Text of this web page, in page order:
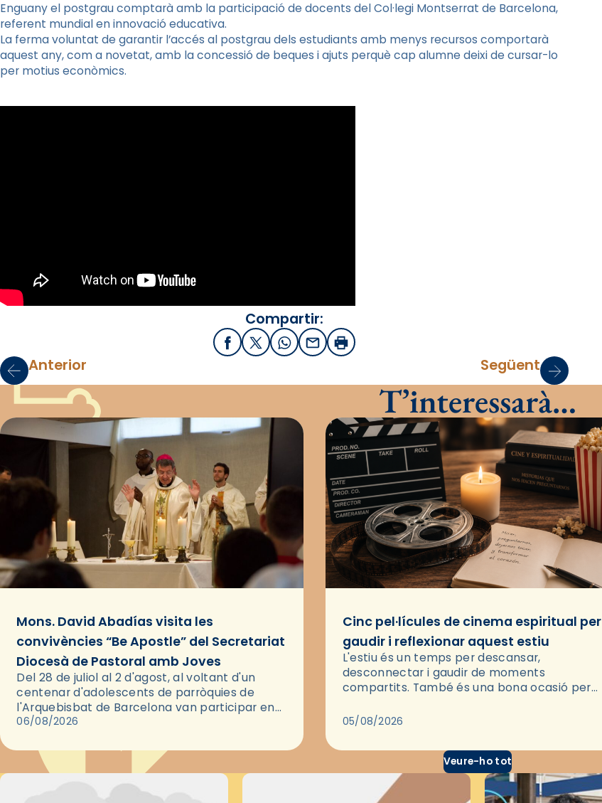
Enguany el postgrau comptarà amb la participació de docents del Col·legi Montserrat de Barcelona,
referent mundial en innovació educativa.
La ferma voluntat de garantir l’accés al postgrau dels estudiants amb menys recursos comportarà
aquest any, com a novetat, amb la concessió de beques i ajuts perquè cap alumne deixi de cursar-lo
per motius econòmics.
Compartir:
FacebookX / Twitter
WhatsApp
EmailImprimir
Anterior Següent
T’interessarà…
Mons. David Abadías visita les
convivències “Be Apostle” del Secretariat
Diocesà de Pastoral amb Joves
Del 28 de juliol al 2 d'agost, al voltant d'un
centenar d'adolescents de parròquies de
l'Arquebisbat de Barcelona van participar en
les convivències Be Apostle, organitzades pel
06/08/2026
Cinc pel·lícules de cinema espiritual per
gaudir i reflexionar aquest estiu
L'estiu és un temps per descansar,
desconnectar i gaudir de moments
compartits. També és una bona ocasió per
través del cinema, reflexionar sobre les…
05/08/2026
Veure-ho tot